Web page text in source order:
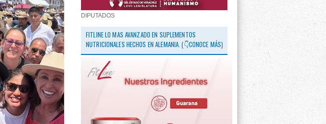
DIPUTADOS
FITLINE LO MAS AVANZADO EN SUPLEMENTOS
NUTRICIONALES HECHOS EN ALEMANIA. (👇CONOCE MÁS)